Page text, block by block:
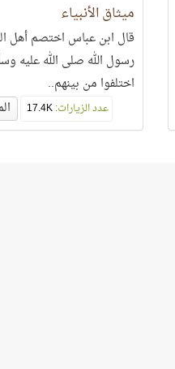
ميثاق الأنبياء
قال ابن عباس اختصم أهل
رسول الله صلى الله عليه
اختلفوا من بينهم..
عدد الزيارات:17.4K